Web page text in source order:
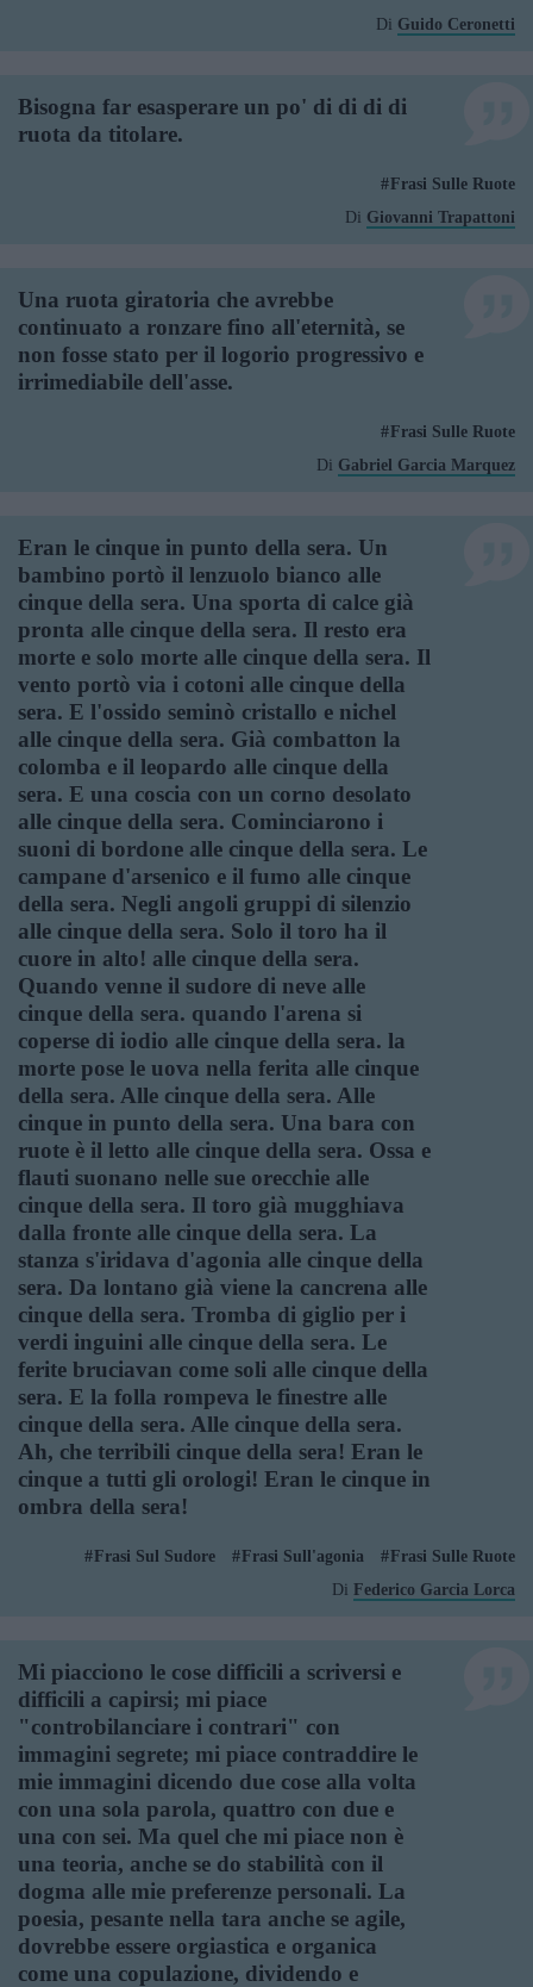
Di Guido Ceronetti
Bisogna far esasperare un po' di di di di
ruota da titolare.
Frasi Sulle Ruote
Di Giovanni Trapattoni
Una ruota giratoria che avrebbe
continuato a ronzare fino all'eternità, se
non fosse stato per il logorio progressivo e
irrimediabile dell'asse.
Frasi Sulle Ruote
Di Gabriel Garcia Marquez
Eran le cinque in punto della sera. Un
bambino portò il lenzuolo bianco alle
cinque della sera. Una sporta di calce già
pronta alle cinque della sera. Il resto era
morte e solo morte alle cinque della sera. Il
vento portò via i cotoni alle cinque della
sera. E l'ossido seminò cristallo e nichel
alle cinque della sera. Già combatton la
colomba e il leopardo alle cinque della
sera. E una coscia con un corno desolato
alle cinque della sera. Cominciarono i
suoni di bordone alle cinque della sera. Le
campane d'arsenico e il fumo alle cinque
della sera. Negli angoli gruppi di silenzio
alle cinque della sera. Solo il toro ha il
cuore in alto! alle cinque della sera.
Quando venne il sudore di neve alle
cinque della sera. quando l'arena si
coperse di iodio alle cinque della sera. la
morte pose le uova nella ferita alle cinque
della sera. Alle cinque della sera. Alle
cinque in punto della sera. Una bara con
ruote è il letto alle cinque della sera. Ossa e
flauti suonano nelle sue orecchie alle
cinque della sera. Il toro già mugghiava
dalla fronte alle cinque della sera. La
stanza s'iridava d'agonia alle cinque della
sera. Da lontano già viene la cancrena alle
cinque della sera. Tromba di giglio per i
verdi inguini alle cinque della sera. Le
ferite bruciavan come soli alle cinque della
sera. E la folla rompeva le finestre alle
cinque della sera. Alle cinque della sera.
Ah, che terribili cinque della sera! Eran le
cinque a tutti gli orologi! Eran le cinque in
ombra della sera!
Frasi Sul Sudore Frasi Sull'agonia
Frasi Sulle Ruote
Di Federico Garcia Lorca
Mi piacciono le cose difficili a scriversi e
difficili a capirsi; mi piace
"controbilanciare i contrari" con
immagini segrete; mi piace contraddire le
mie immagini dicendo due cose alla volta
con una sola parola, quattro con due e
una con sei. Ma quel che mi piace non è
una teoria, anche se do stabilità con il
dogma alle mie preferenze personali. La
poesia, pesante nella tara anche se agile,
dovrebbe essere orgiastica e organica
come una copulazione, dividendo e